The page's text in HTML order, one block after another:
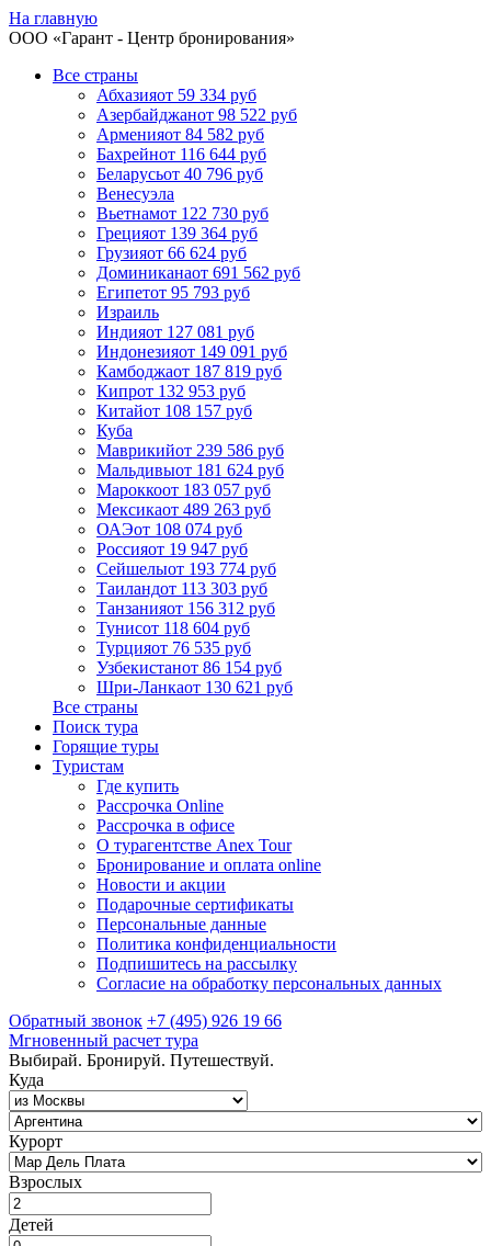
На главную
ООО «Гарант - Центр бронирования»
Все страны
Абхазияот 59 334 руб
Азербайджанот 98 522 руб
Арменияот 84 582 руб
Бахрейнот 116 644 руб
Беларусьот 40 796 руб
Венесуэла
Вьетнамот 122 730 руб
Грецияот 139 364 руб
Грузияот 66 624 руб
Доминиканаот 691 562 руб
Египетот 95 793 руб
Израиль
Индияот 127 081 руб
Индонезияот 149 091 руб
Камбоджаот 187 819 руб
Кипрот 132 953 руб
Китайот 108 157 руб
Куба
Маврикийот 239 586 руб
Мальдивыот 181 624 руб
Мароккоот 183 057 руб
Мексикаот 489 263 руб
ОАЭот 108 074 руб
Россияот 19 947 руб
Сейшелыот 193 774 руб
Таиландот 113 303 руб
Танзанияот 156 312 руб
Тунисот 118 604 руб
Турцияот 76 535 руб
Узбекистанот 86 154 руб
Шри-Ланкаот 130 621 руб
Все страны
Поиск тура
Горящие туры
Туристам
Где купить
Рассрочка Online
Рассрочка в офисе
О турагентстве Anex Tour
Бронирование и оплата online
Новости и акции
Подарочные сертификаты
Персональные данные
Политика конфиденциальности
Подпишитесь на рассылку
Согласие на обработку персональных данных
Обратный звонок +7 (495) 926 19 66
Мгновенный расчет тура
Выбирай. Бронируй. Путешествуй.
Куда
Курорт
Взрослых
Детей